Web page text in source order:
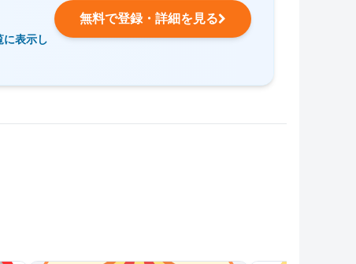
に表示し
無料で登録・詳細を見る